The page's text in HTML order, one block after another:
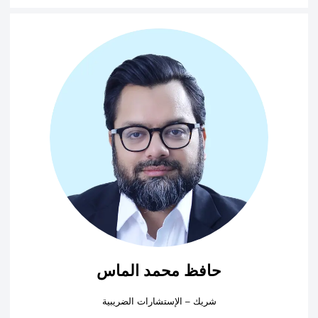
حافظ محمد الماس
شريك – الإستشارات الضريبية